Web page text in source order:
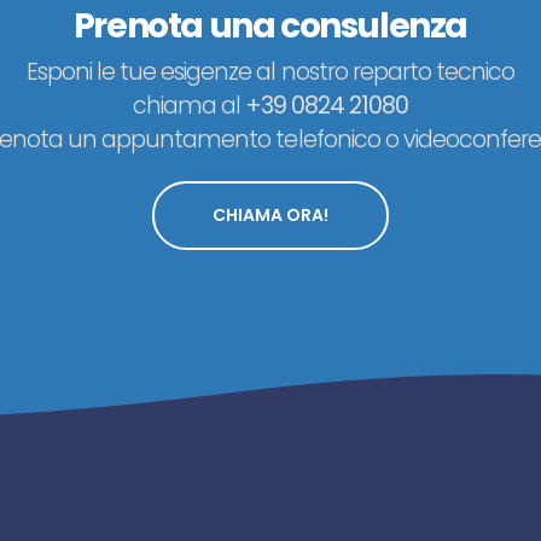
Prenota una consulenza
Esponi le tue esigenze al nostro reparto tecnico
chiama al +39 0824 21080
un appuntamento telefonico o
CHIAMA ORA!